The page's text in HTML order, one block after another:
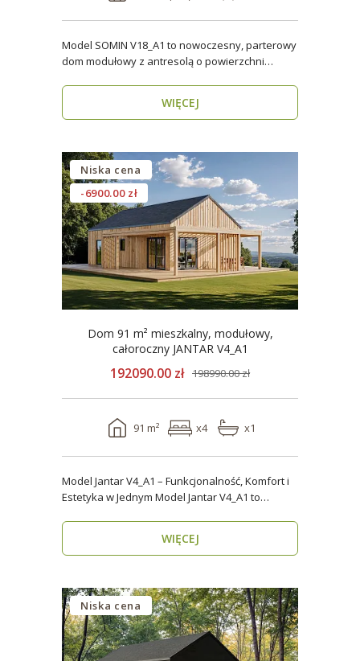
Model SOMIN V18_A1 to nowoczesny, parterowy
dom modułowy z antresolą o powierzchni
WIĘCEJ
Niska cena
-6900.00 zł
Dom 91 m² mieszkalny, modułowy,
całoroczny JANTAR V4_A1
192090.00 zł 198990.00 zł
91 m² x4 x1
Model Jantar V4_A1 – Funkcjonalność, Komfort i
Estetyka w Jednym Model Jantar V4_A1 to
WIĘCEJ
Niska cena